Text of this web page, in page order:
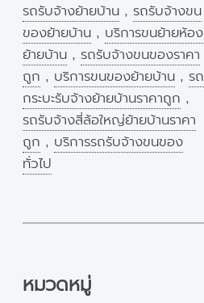
รถรับจ้างย้ายบ้าน , รถรับจ้างขน
ของย้ายบ้าน , บริการขนย้ายห้อง
ย้ายบ้าน , รถรับจ้างขนของราคา
ถูก , บริการขนของย้ายบ้าน , รถ
กระบะรับจ้างย้ายบ้านราคาถูก ,
รถรับจ้างสี่ล้อใหญ่ย้ายบ้านราคา
ถูก , บริการรถรับจ้างขนของ
ทั่วไป
หมวดหมู่